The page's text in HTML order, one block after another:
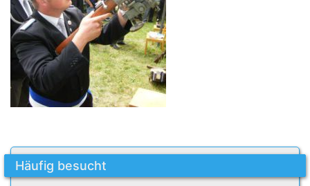
Häufig besucht